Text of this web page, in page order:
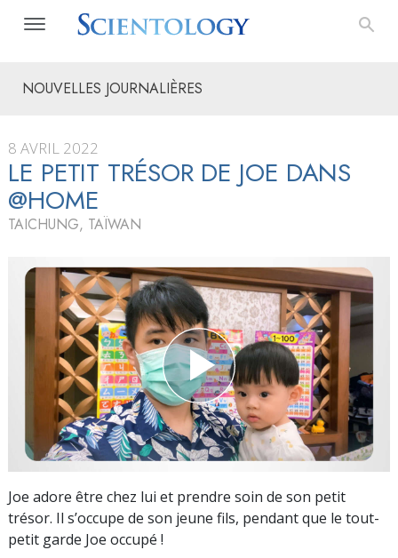
NOUVELLES JOURNALIÈRES
8 AVRIL 2022
LE PETIT TRÉSOR DE JOE DANS
@HOME
TAICHUNG, TAÏWAN
Joe adore être chez lui et prendre soin de son petit
trésor. Il s’occupe de son jeune fils, pendant que le tout-
petit garde Joe occupé !